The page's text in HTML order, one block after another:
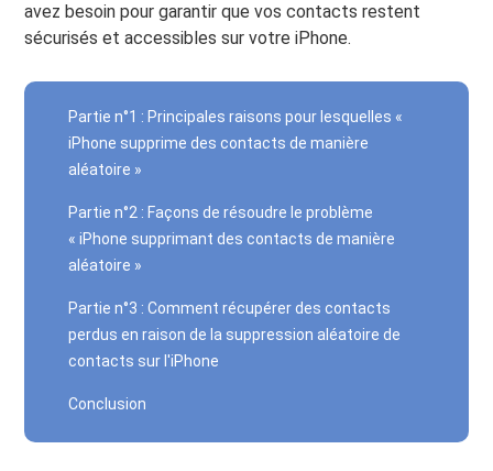
avez besoin pour garantir que vos contacts restent
sécurisés et accessibles sur votre iPhone.
Partie n°1 : Principales raisons pour lesquelles «
iPhone supprime des contacts de manière
aléatoire »
Partie n°2 : Façons de résoudre le problème
« iPhone supprimant des contacts de manière
aléatoire »
Partie n°3 : Comment récupérer des contacts
perdus en raison de la suppression aléatoire de
contacts sur l'iPhone
Conclusion